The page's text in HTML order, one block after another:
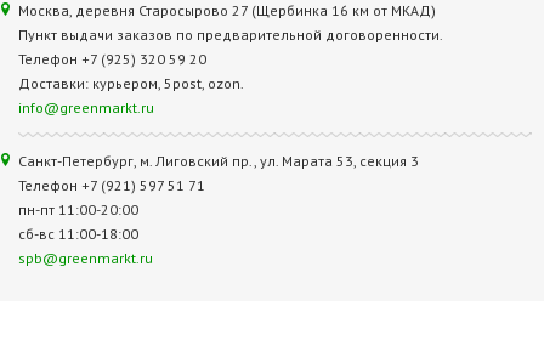
Москва, деревня Старосырово 27 (Щербинка 16 км от МКАД)
Пункт выдачи заказов по предварительной договоренности.
Телефон +7 (925) 320 59 20
Доставки: курьером, 5post, ozon.
info@greenmarkt.ru
Санкт-Петербург, м. Лиговский пр., ул. Марата 53, секция 3
Телефон +7 (921) 597 51 71
пн-пт 11:00-20:00
сб-вс 11:00-18:00
spb@greenmarkt.ru